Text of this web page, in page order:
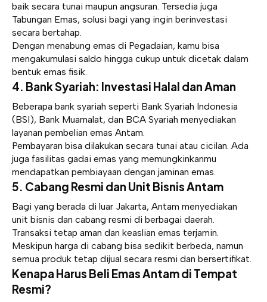
baik secara tunai maupun angsuran. Tersedia juga
Tabungan Emas, solusi bagi yang ingin berinvestasi
secara bertahap.
Dengan menabung emas di Pegadaian, kamu bisa
mengakumulasi saldo hingga cukup untuk dicetak dalam
bentuk emas fisik.
4. Bank Syariah: Investasi Halal dan Aman
Beberapa bank syariah seperti Bank Syariah Indonesia
(BSI), Bank Muamalat, dan BCA Syariah menyediakan
layanan pembelian emas Antam.
Pembayaran bisa dilakukan secara tunai atau cicilan. Ada
juga fasilitas gadai emas yang memungkinkanmu
mendapatkan pembiayaan dengan jaminan emas.
5. Cabang Resmi dan Unit Bisnis Antam
Bagi yang berada di luar Jakarta, Antam menyediakan
unit bisnis dan cabang resmi di berbagai daerah.
Transaksi tetap aman dan keaslian emas terjamin.
Meskipun harga di cabang bisa sedikit berbeda, namun
semua produk tetap dijual secara resmi dan bersertifikat.
Kenapa Harus Beli Emas Antam di Tempat
Resmi?